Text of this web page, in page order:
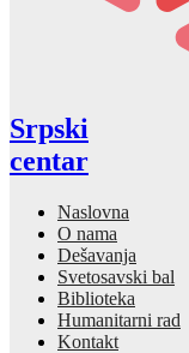
Srpski
centar
Naslovna
O nama
Dešavanja
Svetosavski bal
Biblioteka
Humanitarni rad
Kontakt